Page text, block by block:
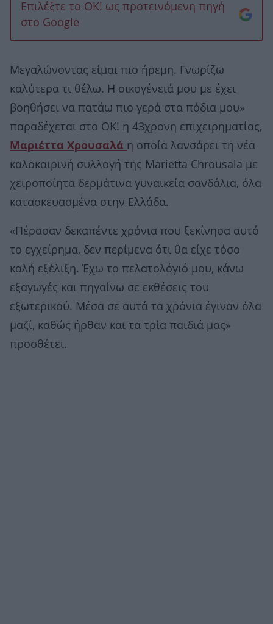
Επιλέξτε το OK! ως προτεινόμενη πηγή
στο Google
Mεγαλώνοντας είμαι πιο ήρεμη. Γνωρίζω
καλύτερα τι θέλω. Η οικογένειά μου με έχει
βοηθήσει να πατάω πιο γερά στα πόδια μου»
παραδέχεται στο ΟΚ! η 43χρονη επιχειρηματίας,
Μαριέττα Χρουσαλά η οποία λανσάρει τη νέα
καλοκαιρινή συλλογή της Marietta Chrousala με
χειροποίητα δερμάτινα γυναικεία σανδάλια, όλα
κατασκευασμένα στην Ελλάδα.
«Πέρασαν δεκαπέντε χρόνια που ξεκίνησα αυτό
το εγχείρημα, δεν περίμενα ότι θα είχε τόσο
καλή εξέλιξη. Έχω το πελατολόγιό μου, κάνω
εξαγωγές και πηγαίνω σε εκθέσεις του
εξωτερικού. Μέσα σε αυτά τα χρόνια έγιναν όλα
μαζί, καθώς ήρθαν και τα τρία παιδιά μας»
προσθέτει.